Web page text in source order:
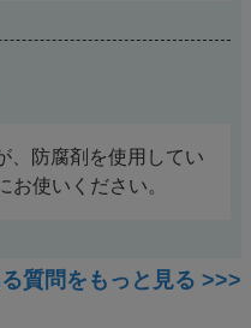
、防腐剤を使用してい
お使いください。
質問をもっと見る >>>